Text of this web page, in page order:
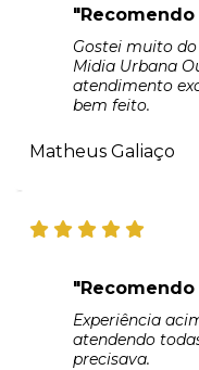
"Recomendo
Gostei muito
Midia Urbana
atendimento
bem feito.
Matheus Galiaço
"Recomendo
Experiência
atendendo
precisava.